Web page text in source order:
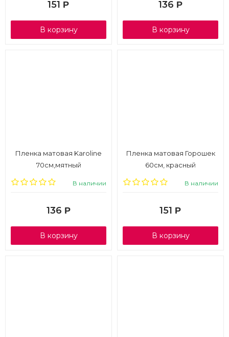
151 Р
В корзину
136 Р
В корзину
Пленка матовая Karoline
70см,мятный
В наличии
136 Р
В корзину
Пленка матовая Горошек
60см, красный
В наличии
151 Р
В корзину